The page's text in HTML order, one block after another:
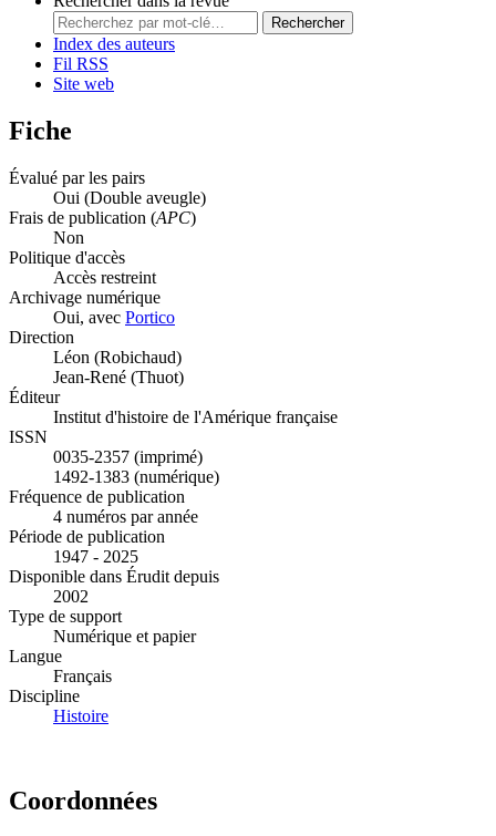
Rechercher
Index des auteurs
Fil RSS
Site web
Fiche
Évalué par les pairs
Oui (Double aveugle)
Frais de publication (APC)
Non
Politique d'accès
Accès restreint
Archivage numérique
Oui, avec Portico
Direction
Léon (Robichaud)
Jean-René (Thuot)
Éditeur
Institut d'histoire de l'Amérique française
ISSN
0035-2357 (imprimé)
1492-1383 (numérique)
Fréquence de publication
4 numéros par année
Période de publication
1947 - 2025
Disponible dans Érudit depuis
2002
Type de support
Numérique et papier
Langue
Français
Discipline
Histoire
Coordonnées